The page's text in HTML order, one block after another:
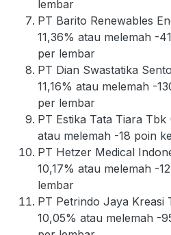
lembar
PT Barito Renewables
11,36% atau melemah -
per lembar
PT Dian Swastatika
11,16% atau melemah -
per lembar
PT Estika Tata Tiara Tbk
atau melemah -18 poin
PT Hetzer Medical
10,17% atau melemah -
lembar
PT Petrindo Jaya Kreasi
10,05% atau melemah -